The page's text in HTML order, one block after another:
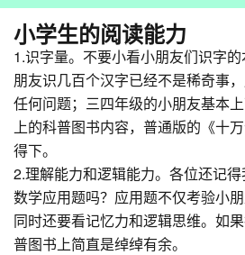
小学生的阅读能力
1.识字量。不要小看小朋友们识字
朋友识几百个汉字已经不是稀奇事
任何问题；三四年级的小朋友基本
上的科普图书内容，普通版的《十
得下。
2.理解能力和逻辑能力。各位还记
数学应用题吗？应用题不仅考验小
同时还要看记忆力和逻辑思维。如
普图书上简直是绰绰有余。